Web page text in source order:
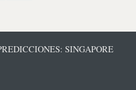
SINGAPORE